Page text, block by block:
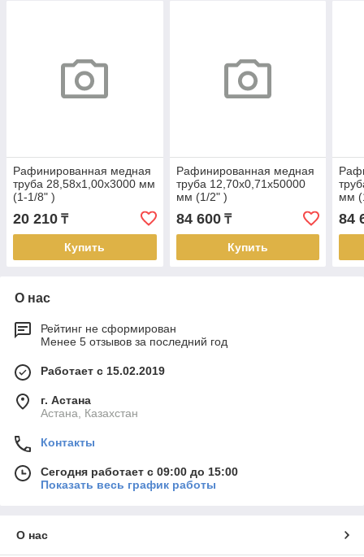
Рафинированная медная
труба 28,58х1,00х3000 мм
(1-1/8" )
20 210 ₸
Купить
Рафинированная медная
труба 12,70х0,71х50000
мм (1/2" )
84 600₸
Купить
мм
84
О нас
Рейтинг не сформирован
Менее 5 отзывов за последний год
Работает с 15.02.2019
г. Астана
Астана, Казахстан
Контакты
Сегодня работает с 09:00 до 15:00
Показать весь график работы
О нас